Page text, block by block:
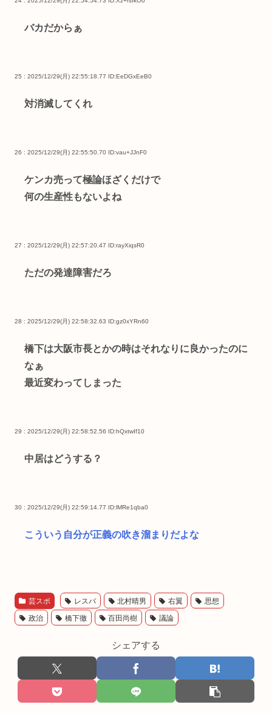
バカだからぁ
25 : 2025/12/29(月) 22:55:18.77 ID:EeDGxEeB0
対消滅してくれ
26 : 2025/12/29(月) 22:55:50.70 ID:vau+JJnF0
ケンカ売って極論ほざくだけで
何の生産性もないよね
27 : 2025/12/29(月) 22:57:20.47 ID:rayXiqsR0
ただの発達障害だろ
28 : 2025/12/29(月) 22:58:32.63 ID:gz0xYRn60
橋下は大阪市長とかの時はそれなりに良かったのに
なぁ
最近変わってしまった
29 : 2025/12/29(月) 22:58:52.56 ID:hQxtwIf10
中居はどうする？
30 : 2025/12/29(月) 22:59:14.77 ID:lMRe1qba0
こういう自分が正義の吹き溜まりだよな
芸スポ レスバ 北村晴男 右翼 思想
政治 橋下徹 百田尚樹 議論
シェアする